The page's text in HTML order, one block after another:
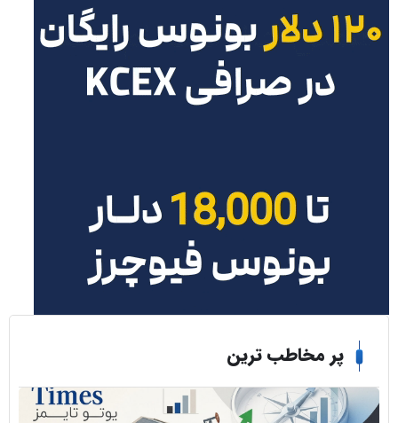
پر مخاطب ترین